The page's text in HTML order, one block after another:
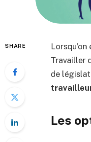
SHARE
Travailler
de
Les